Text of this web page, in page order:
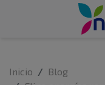
Inicio
Blog